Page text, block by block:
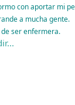
con aportar mi
a mucha gente.
ser enfermera.